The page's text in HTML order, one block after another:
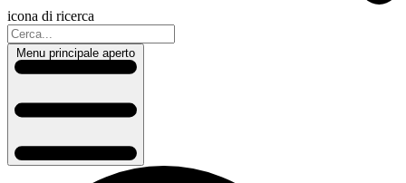
icona di ricerca
Menu principale aperto